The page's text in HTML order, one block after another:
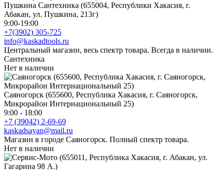
Пушкина Сантехника (655004, Республики Хакасия, г.
Абакан, ул. Пушкина, 213г)
9:00-19:00
+7(3902) 305-725
info@kaskadtools.ru
Центральный магазин, весь спектр товара. Всегда в наличии.
Сантехника
Нет в наличии
Саяногорск (655600, Республика Хакасия, г. Саяногорск,
Микрорайон Интернациональный 25)
9:00 - 18:00
+7 (39042) 2-69-69
kaskadsayan@mail.ru
Магазин в городе Саяногорск. Полный спектр товара.
Нет в наличии